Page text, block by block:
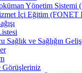
Yönetim Sistemi
İçi Eğitim (FONET
Sağlık ve Sağlığın
Görüşleriniz